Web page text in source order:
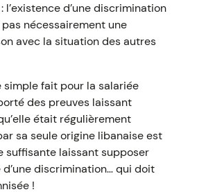
l’existence d’une discrimination
pas nécessairement une
avec la situation des autres
simple fait pour la salariée
des preuves laissant
était régulièrement
sa seule origine libanaise est
suffisante laissant supposer
d’une discrimination… qui doit
!